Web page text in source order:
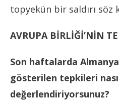
topyekün bir saldırı söz
AVRUPA BİRLİĞİ’NİN
Son haftalarda
gösterilen tepkileri
değerlendiriyorsunuz?